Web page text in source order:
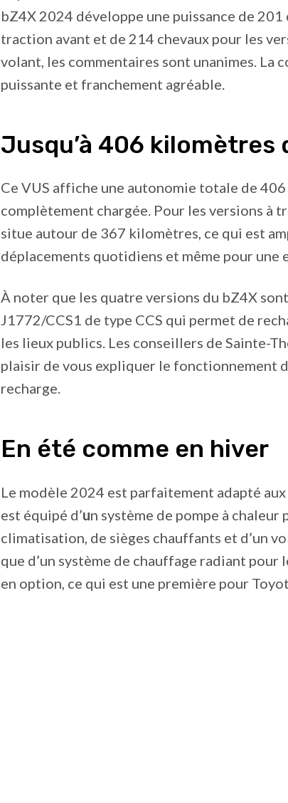
bZ4X 2024 développe une puissance de 201
traction avant et de 214 chevaux pour les
volant, les commentaires sont unanimes. La
puissante et franchement agréable.
Jusqu’à 406 kilomètres
Ce VUS affiche une autonomie totale de
complètement chargée. Pour les versions à
situe autour de 367 kilomètres, ce qui est
déplacements quotidiens et même pour une
À noter que les quatre versions du bZ4X
J1772/CCS1 de type CCS qui permet de
les lieux publics. Les conseillers de Sainte-
plaisir de vous expliquer le fonctionnement
recharge.
En été comme en hiver
Le modèle 2024 est parfaitement adapté
est équipé d’un système de pompe à
climatisation, de sièges chauffants et d’un
que d’un système de chauffage radiant pour
en option, ce qui est une première pour